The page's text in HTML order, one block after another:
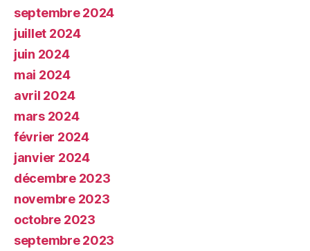
septembre 2024
juillet 2024
juin 2024
mai 2024
avril 2024
mars 2024
février 2024
janvier 2024
décembre 2023
novembre 2023
octobre 2023
septembre 2023